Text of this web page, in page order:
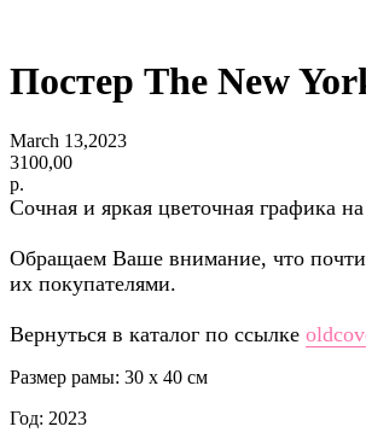
Постер The New
March 13,2023
3100,00
р.
Сочная и яркая цветочная графика
Обращаем Ваше внимание, что
их покупателями.
Вернуться в каталог по ссылке
Размер рамы: 30 x 40 см
Год: 2023